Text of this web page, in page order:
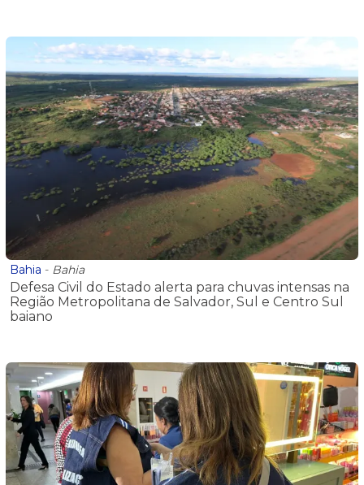
Bahia - Bahia
Defesa Civil do Estado alerta para chuvas intensas na
Região Metropolitana de Salvador, Sul e Centro Sul
baiano